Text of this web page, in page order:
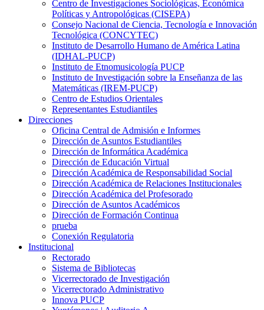
Centro de Investigaciones Sociológicas, Económica
Políticas y Antropológicas (CISEPA)
Consejo Nacional de Ciencia, Tecnología e Innovación
Tecnológica (CONCYTEC)
Instituto de Desarrollo Humano de América Latina
(IDHAL-PUCP)
Instituto de Etnomusicología PUCP
Instituto de Investigación sobre la Enseñanza de las
Matemáticas (IREM-PUCP)
Centro de Estudios Orientales
Representantes Estudiantiles
Direcciones
Oficina Central de Admisión e Informes
Dirección de Asuntos Estudiantiles
Dirección de Informática Académica
Dirección de Educación Virtual
Dirección Académica de Responsabilidad Social
Dirección Académica de Relaciones Institucionales
Dirección Académica del Profesorado
Dirección de Asuntos Académicos
Dirección de Formación Continua
prueba
Conexión Regulatoria
Institucional
Rectorado
Sistema de Bibliotecas
Vicerrectorado de Investigación
Vicerrectorado Administrativo
Innova PUCP